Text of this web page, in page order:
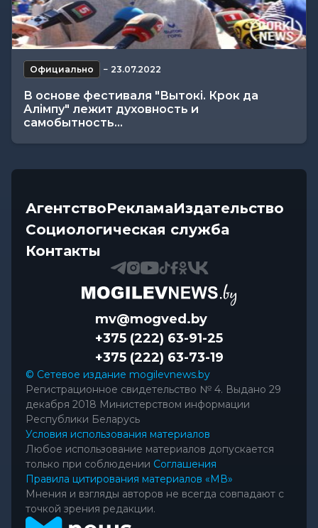
Официально − 23.07.2022
В основе фестиваля "Вытокі. Крок да
Алімпу" лежит духовность и
самобытность...
АгентствоРекламаИздательство
Социологическая служба
Контакты
mv@mogved.by
+375 (222) 63-91-25
+375 (222) 63-73-19
© Сетевое издание mogilevnews.by
Регистрационное свидетельство № 4. Выдано 29
декабря 2018 Министерством информации
Республики Беларусь
Условия использования материалов
Любое использование материалов допускается
только при соблюдении Соглашения
Правила цитирования материалов «МВ»
Мнения и взгляды авторов не всегда совпадают с
точкой зрения редакции.